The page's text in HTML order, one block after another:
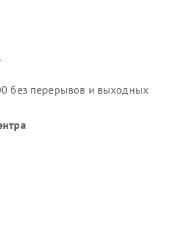
без перерывов и выходных